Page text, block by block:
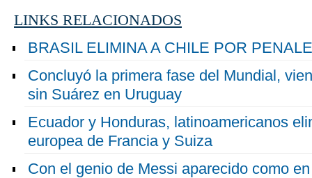
LINKS RELACIONADOS
BRASIL ELIMINA A CHILE POR
Concluyó la primera fase del Mundial,
sin Suárez en Uruguay
Ecuador y Honduras, latinoamericanos
europea de Francia y Suiza
Con el genio de Messi aparecido como